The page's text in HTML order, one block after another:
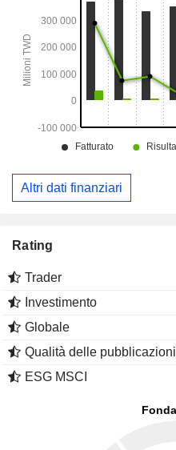
Altri dati finanziari
Rating
Trader
Investimento
Globale
Qualità delle pubblicazioni
ESG MSCI